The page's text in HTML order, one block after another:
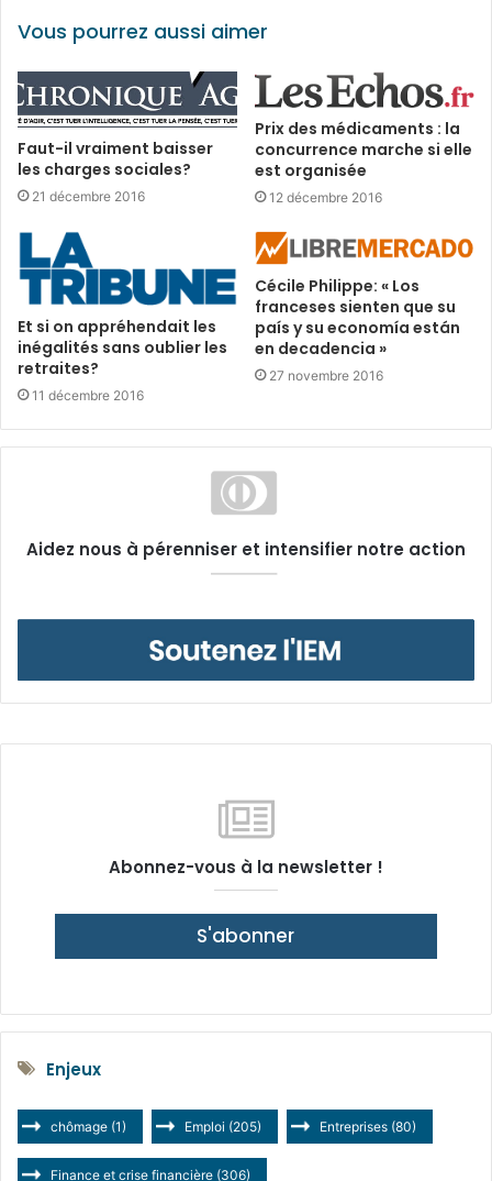
Vous pourrez aussi aimer
Faut-il vraiment baisser
les charges sociales?
21 décembre 2016
Prix des médicaments : la
concurrence marche si elle
est organisée
12 décembre 2016
Et si on appréhendait les
inégalités sans oublier les
retraites?
11 décembre 2016
Cécile Philippe: « Los
franceses sienten que su
país y su economía están
en decadencia »
27 novembre 2016
Aidez nous à pérenniser et intensifier notre action
Abonnez-vous à la newsletter !
S'abonner
Enjeux
chômage (1) Emploi (205) Entreprises (80)
Finance et crise financière (306)